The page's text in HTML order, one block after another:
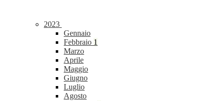
2023
Gennaio
Febbraio 1
Marzo
Aprile
Maggio
Giugno
Luglio
Agosto